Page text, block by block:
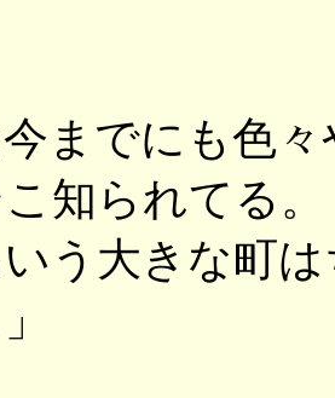
今までにも色
知られてる。
う大きな町